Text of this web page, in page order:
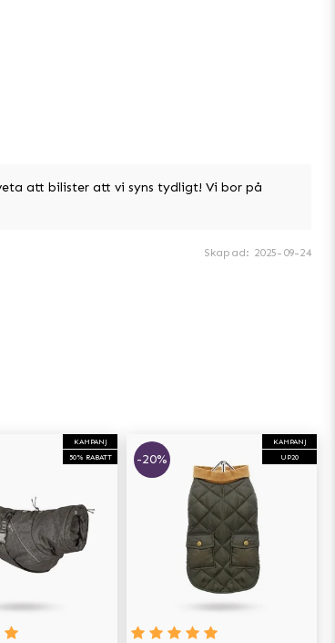
att bilister att vi syns tydligt! Vi bor på
Skapad: 2025-09-24
KAMPANJ
50% RABATT
KAMPANJ
UP20
-20%